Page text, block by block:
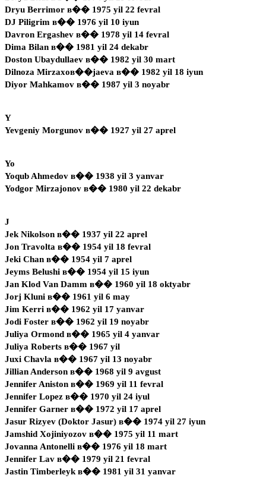
Dryu Berrimor в�� 1975 yil 22 fevral
DJ Piligrim в�� 1976 yil 10 iyun
Davron Ergashev в�� 1978 yil 14 fevral
Dima Bilan в�� 1981 yil 24 dekabr
Doston Ubaydullaev в�� 1982 yil 30 mart
Dilnoza Mirzaxoв��jaeva в�� 1982 yil 18 iyun
Diyor Mahkamov в�� 1987 yil 3 noyabr
Y
Yevgeniy Morgunov в�� 1927 yil 27 aprel
Yo
Yoqub Ahmedov в�� 1938 yil 3 yanvar
Yodgor Mirzajonov в�� 1980 yil 22 dekabr
J
Jek Nikolson в�� 1937 yil 22 aprel
Jon Travolta в�� 1954 yil 18 fevral
Jeki Chan в�� 1954 yil 7 aprel
Jeyms Belushi в�� 1954 yil 15 iyun
Jan Klod Van Damm в�� 1960 yil 18 oktyabr
Jorj Kluni в�� 1961 yil 6 may
Jim Kerri в�� 1962 yil 17 yanvar
Jodi Foster в�� 1962 yil 19 noyabr
Juliya Ormond в�� 1965 yil 4 yanvar
Juliya Roberts в�� 1967 yil
Juxi Chavla в�� 1967 yil 13 noyabr
Jillian Anderson в�� 1968 yil 9 avgust
Jennifer Aniston в�� 1969 yil 11 fevral
Jennifer Lopez в�� 1970 yil 24 iyul
Jennifer Garner в�� 1972 yil 17 aprel
Jasur Rizyev (Doktor Jasur) в�� 1974 yil 27 iyun
Jamshid Xojiniyozov в�� 1975 yil 11 mart
Jovanna Antonelli в�� 1976 yil 18 mart
Jennifer Lav в�� 1979 yil 21 fevral
Jastin Timberleyk в�� 1981 yil 31 yanvar